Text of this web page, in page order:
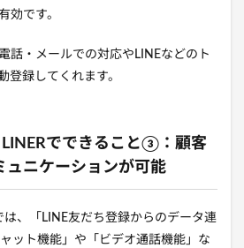
効です。
話・メールでの対応やLINEなどのト
登録してくれます。
LINERでできること③：顧客
ュニケーションが可能
は、「LINE友だち登録からのデータ連
ット機能」や「ビデオ通話機能」な